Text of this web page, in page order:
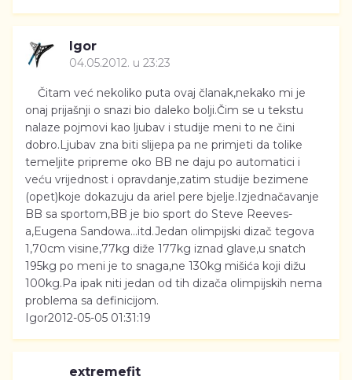
Igor
04.05.2012. u 23:23
Čitam već nekoliko puta ovaj članak,nekako mi je
onaj prijašnji o snazi bio daleko bolji.Čim se u tekstu
nalaze pojmovi kao ljubav i studije meni to ne čini
dobro.Ljubav zna biti slijepa pa ne primjeti da tolike
temeljite pripreme oko BB ne daju po automatici i
veću vrijednost i opravdanje,zatim studije bezimene
(opet)koje dokazuju da ariel pere bjelje.Izjednačavanje
BB sa sportom,BB je bio sport do Steve Reeves-
a,Eugena Sandowa...itd.Jedan olimpijski dizač tegova
1,70cm visine,77kg diže 177kg iznad glave,u snatch
195kg po meni je to snaga,ne 130kg mišića koji dižu
100kg.Pa ipak niti jedan od tih dizača olimpijskih nema
problema sa definicijom.
Igor2012-05-05 01:31:19
extremefit